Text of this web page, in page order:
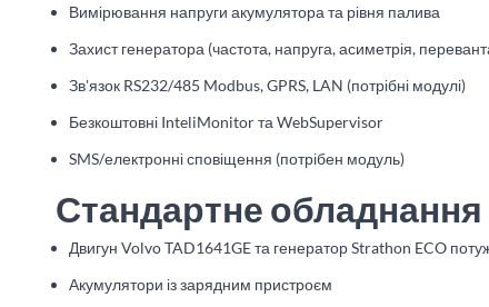
Вимірювання напруги акумулятора та рівня палива
Захист генератора (частота, напруга, асиметрія,
Зв'язок RS232/485 Modbus, GPRS, LAN (потрібні модулі)
Безкоштовні InteliMonitor та WebSupervisor
SMS/електронні сповіщення (потрібен модуль)
Стандартне обладнання
Двигун Volvo TAD1641GE та генератор Strathon ECO
Акумулятори із зарядним пристроєм